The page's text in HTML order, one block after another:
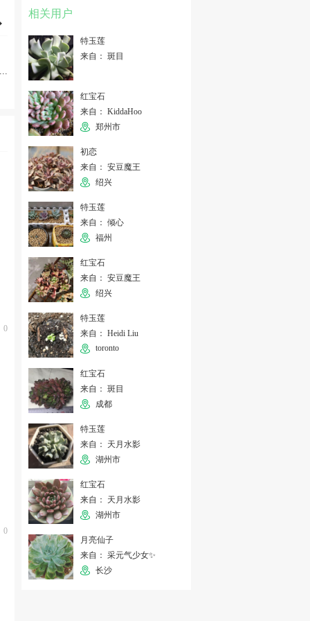
0
0
相关用户
特玉莲
来自： 斑目
红宝石
来自： KiddaHoo
郑州市
初恋
来自： 安豆魔王
绍兴
特玉莲
来自： 倾心
福州
红宝石
来自： 安豆魔王
绍兴
特玉莲
来自： Heidi Liu
toronto
红宝石
来自： 斑目
成都
特玉莲
来自： 天月水影
湖州市
红宝石
来自： 天月水影
湖州市
月亮仙子
来自： 采元气少女✨
长沙